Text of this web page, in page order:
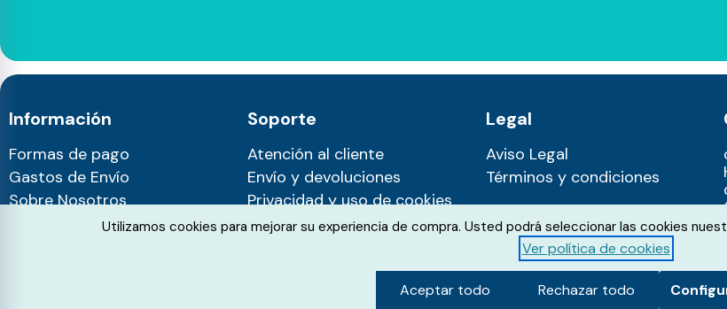
Información
Formas de pago
Gastos de Envío
Sobre Nosotros
Soporte
Atención al cliente
Envío y devoluciones
Privacidad y uso de cookies
Legal
Aviso Legal
Términos y condiciones
Cookie Consent
Utilizamos cookies para mejorar su experiencia de compra. Usted podrá seleccionar las cookies
Ver política de cookies
Aceptar todo Rechazar todo